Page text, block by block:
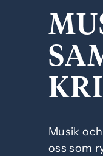
Musik
oss som